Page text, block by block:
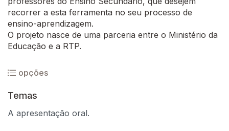
recorrer a esta ferramenta no seu processo de
ensino-aprendizagem.
O projeto nasce de uma parceria entre o Ministério da
Educação e a RTP.
opções
Temas
A apresentação oral.